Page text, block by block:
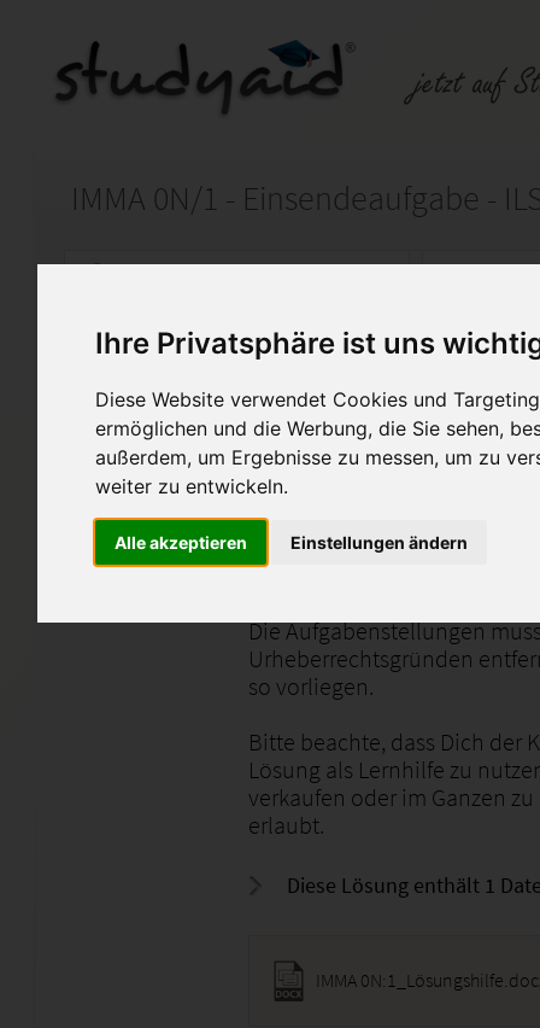
Ihre Privatsphäre ist uns
Diese Website verwendet Cookies und
ermöglichen und die Werbung, die Sie sehen,
außerdem, um Ergebnisse zu messen, um zu
weiter zu entwickeln.
Alle akzeptieren Einstellungen ändern
IMMA 0N/1 - Einsendeaufgabe -
Auf StudyAid.de verkaufen
Startseite Sonstiges
Fallstudie I
Ich biete hier meine
Einsendeaufgabe zum
an, die von Fernschulen wie
Hierbei ging es um den
Die Aufgabenstellungen
Urheberrechtsgründen
so vorliegen.
Bitte beachte, dass Dich der
Lösung als Lernhilfe zu
verkaufen oder im Ganzen
erlaubt.
Diese Lösung enthält 1
IMMA